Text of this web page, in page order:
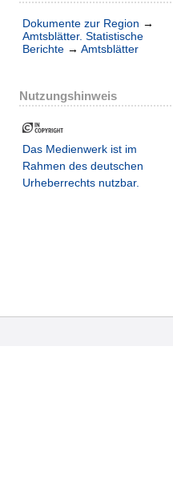
Dokumente zur Region →
Amtsblätter. Statistische
Berichte → Amtsblätter
Nutzungshinweis
Das Medienwerk ist im
Rahmen des deutschen
Urheberrechts nutzbar.